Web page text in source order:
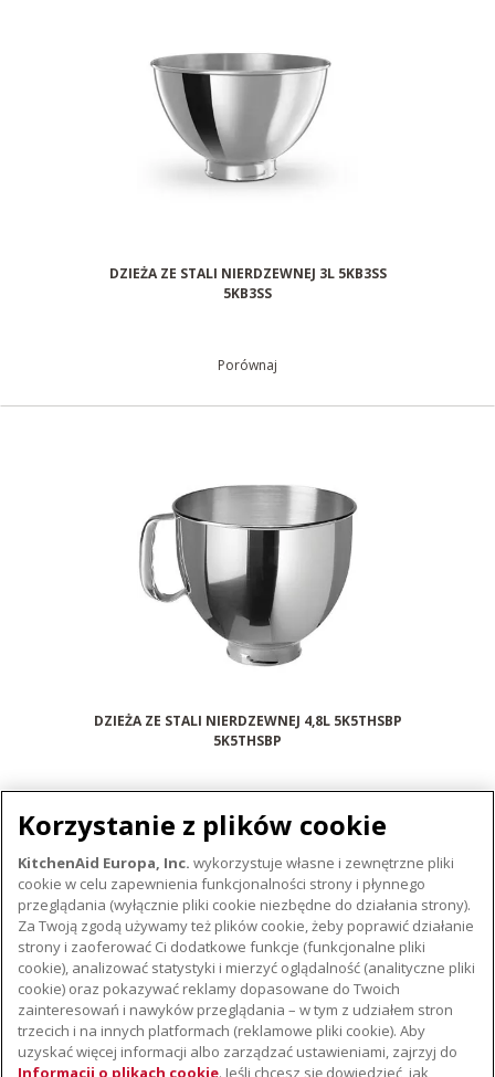
DZIEŻA ZE STALI NIERDZEWNEJ 3L 5KB3SS
5KB3SS
Porównaj
DZIEŻA ZE STALI NIERDZEWNEJ 4,8L 5K5THSBP
5K5THSBP
Porównaj
MISKĄ
O KITCHENAID
Istota marki
Historia marki
WSPARCIE
Korzystanie z plików cookie
KitchenAid Europa, Inc. wykorzystuje własne i zewnętrzne pliki
cookie w celu zapewnienia funkcjonalności strony i płynnego
przeglądania (wyłącznie pliki cookie niezbędne do działania strony).
Za Twoją zgodą używamy też plików cookie, żeby poprawić działanie
strony i zaoferować Ci dodatkowe funkcje (funkcjonalne pliki
cookie), analizować statystyki i mierzyć oglądalność (analityczne pliki
cookie) oraz pokazywać reklamy dopasowane do Twoich
zainteresowań i nawyków przeglądania – w tym z udziałem stron
trzecich i na innych platformach (reklamowe pliki cookie). Aby
uzyskać więcej informacji albo zarządzać ustawieniami, zajrzyj do